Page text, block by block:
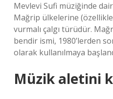
Mevlevi Sufi müziğinde
Mağrip ülkelerine
vurmalı çalgı türüdür.
bendir ismi, 1980’lerden
olarak kullanılmaya
Müzik aletini